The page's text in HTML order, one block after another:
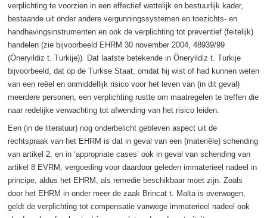
verplichting te voorzien in een effectief wettelijk en bestuurlijk kader,
bestaande uit onder andere vergunningssystemen en toezichts- en
handhavingsinstrumenten en ook de verplichting tot preventief (feitelijk)
handelen (zie bijvoorbeeld EHRM 30 november 2004, 48939/99
(Öneryildiz t. Turkije)). Dat laatste betekende in Öneryildiz t. Turkije
bijvoorbeeld, dat op de Turkse Staat, omdat hij wist of had kunnen weten
van een reëel en onmiddellijk risico voor het leven van (in dit geval)
meerdere personen, een verplichting rustte om maatregelen te treffen die
naar redelijke verwachting tot afwending van het risico leiden.
Een (in de literatuur) nog onderbelicht gebleven aspect uit de
rechtspraak van het EHRM is dat in geval van een (materiële) schending
van artikel 2, en in ‘appropriate cases’ ook in geval van schending van
artikel 8 EVRM, vergoeding voor daardoor geleden immaterieel nadeel in
principe, aldus het EHRM, als remedie beschikbaar moet zijn. Zoals
door het EHRM in onder meer de zaak Brincat t. Malta is overwogen,
geldt de verplichting tot compensatie vanwege immaterieel nadeel ook